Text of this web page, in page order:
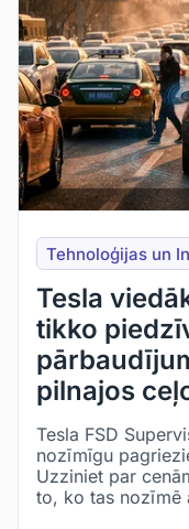
Tehnoloģijas un
Tesla
tikko
pilnajos
Tesla FSD
nozīmīgu
Uzziniet par
to, ko tas nozīmē